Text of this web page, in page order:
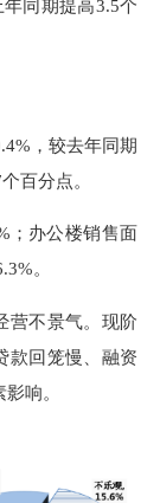
同期提高3.5个
，较去年同期
百分点。
办公楼销售面
。
不景气。现阶
款回笼慢、融资
响。